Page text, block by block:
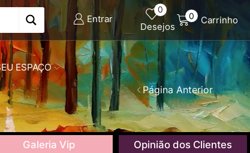
Entrar
0
Desejos
0 Carrinho
ESPAÇO
Página Anterior
Galeria Vip Opinião dos Clientes